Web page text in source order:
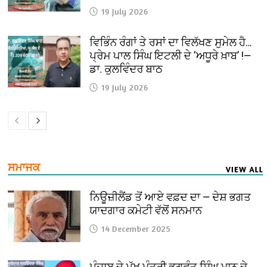
19 July 2026
ਵਿਭਿੰਨ ਰੰਗਾਂ ਤੇ ਰਸਾਂ ਦਾ ਵਿਲੱਖਣ ਸੁਮੇਲ ਹੈ…
ਪ੍ਰੇਮ ਪਾਲ ਸਿੰਘ ਇਟਲੀ ਦੇ ‘ਅਧੂਰੇ ਖ਼ਾਬ’ !—
ਡਾ. ਕੁਲਵਿੰਦਰ ਬਾਠ
19 July 2026
ਸਮਾਜਕ VIEW ALL
ਨਿਊਜ਼ੀਲੈਂਡ ਤੋਂ ਆਏ ਵਫ਼ਦ ਦਾ — ਦੇਸ਼ ਭਗਤ
ਯਾਦਗਾਰ ਕਮੇਟੀ ਵੱਲੋਂ ਸਨਮਾਨ
14 December 2025